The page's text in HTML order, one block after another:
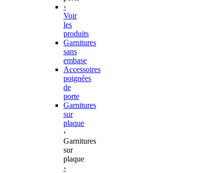
›
Voir
les
produits
Garnitures
sans
embase
Accessoires
poignées
de
porte
Garnitures
sur
plaque
‹
Garnitures
sur
plaque
›